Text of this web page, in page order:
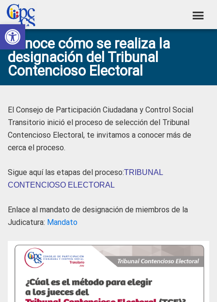
Abrir barra de herramientas
Skip
to
primary
navigation
Skip
to
main
content
Skip
to
primary
sidebar
Skip
to
footer
Consejo
de
Participación
Ciudadana
Control
Social
Construyendo
Poder
Ciudadano
Conoce cómo se realiza la
designación del Tribunal
Contencioso Electoral
El Consejo de Participación Ciudadana y Control Social
Transitorio inició el proceso de selección del Tribunal
Contencioso Electoral, te invitamos a conocer más de
cerca el proceso.
Sigue aquí las etapas del proceso:TRIBUNAL
CONTENCIOSO ELECTORAL
Enlace al mandato de designación de miembros de la
Judicatura: Mandato